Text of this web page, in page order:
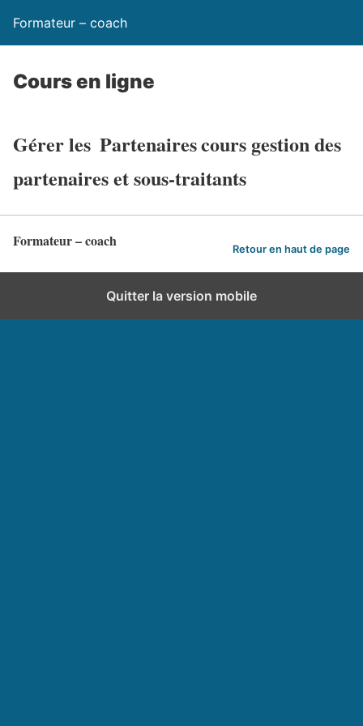
Formateur – coach
Cours en ligne
Gérer les Partenairescours gestion des
partenaires et sous-traitants
Formateur – coach Retour en haut de page
Quitter la version mobile